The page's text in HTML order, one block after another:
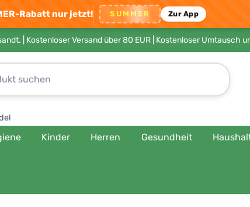
Rabatt nur jetzt! SUMMER Zur App
| Kostenloser Versand über 80 EUR | Kostenloser Umtausch
Kinder Herren Gesundheit